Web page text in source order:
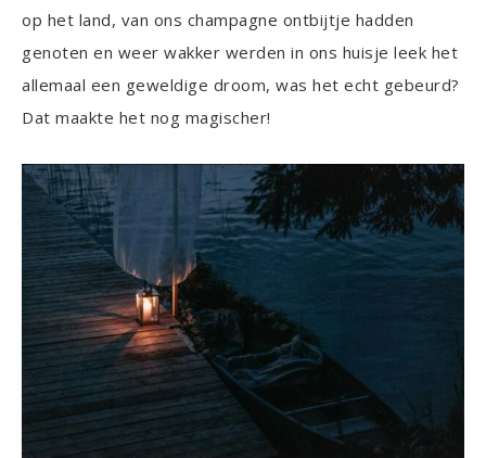
op het land, van ons champagne ontbijtje hadden
genoten en weer wakker werden in ons huisje leek het
allemaal een geweldige droom, was het echt gebeurd?
Dat maakte het nog magischer!